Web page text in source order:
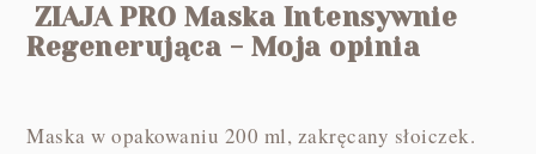
ZIAJA PRO Maska Intensywnie
Regenerująca - Moja opinia
Maska w opakowaniu 200 ml, zakręcany słoiczek.